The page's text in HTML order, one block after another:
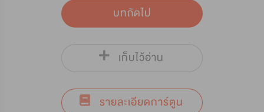
บทถัดไป
เก็บไว้อ่าน
รายละเอียดการ์ตูน